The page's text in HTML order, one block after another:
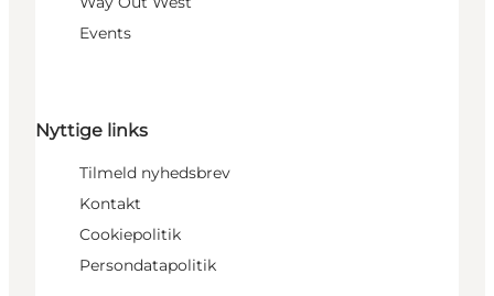
Events
Nyttige links
Tilmeld nyhedsbrev
Kontakt
Cookiepolitik
Persondatapolitik